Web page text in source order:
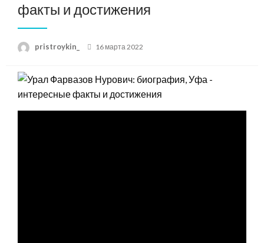
факты и достижения
pristroykin_
Posted
16 марта 2022